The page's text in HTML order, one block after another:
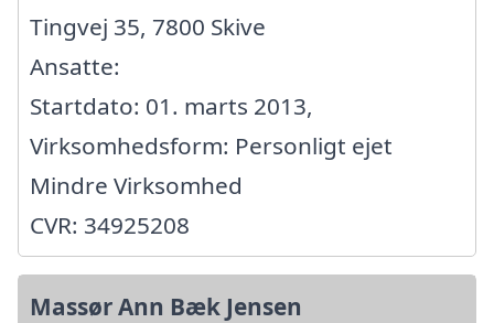
Tingvej 35, 7800 Skive
Ansatte:
Startdato: 01. marts 2013,
Virksomhedsform: Personligt ejet
Mindre Virksomhed
CVR: 34925208
Massør Ann Bæk Jensen